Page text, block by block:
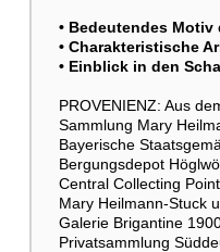
• Bedeutendes
• Charakteristische
• Einblick in den
PROVENIENZ: Aus
Sammlung Mary
Bayerische
Bergungsdepot
Central Collecting
Mary Heilmann-Stuck
Galerie Brigantine
Privatsammlung